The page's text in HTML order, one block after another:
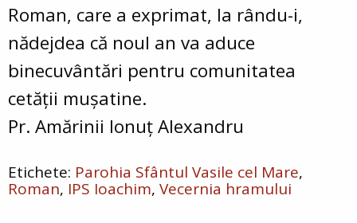
Roman, care a exprimat, la rându-i,
nădejdea că noul an va aduce
binecuvântări pentru comunitatea
cetății mușatine.
Pr. Amărinii Ionuț Alexandru
Parohia Sfântul Vasile cel Mare
Roman IPS Ioachim Vecernia hramului